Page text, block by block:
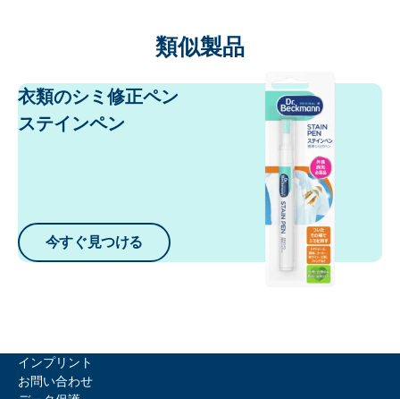
類似製品
衣類のシミ修正ペン
ステインペン
今すぐ見つける
インプリント
お問い合わせ